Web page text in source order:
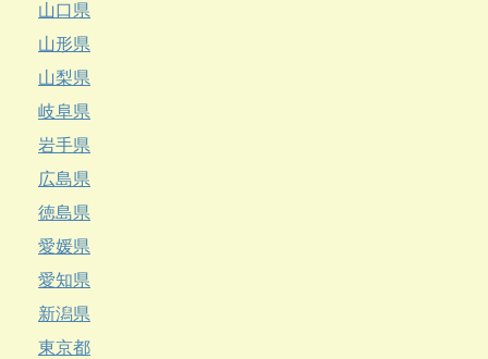
山口県
山形県
山梨県
岐阜県
岩手県
広島県
徳島県
愛媛県
愛知県
新潟県
東京都